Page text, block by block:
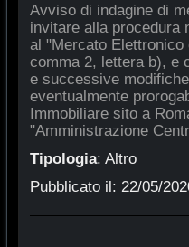
Avviso di indagine di
invitare alla procedura
al "Mercato
comma 2, lettera b), e
e successive
eventualmente
Immobiliare sito a
"Amministrazione
Tipologia: Altro
Pubblicato il: 22/05/